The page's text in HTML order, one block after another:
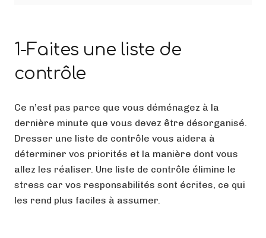
1-Faites une liste de
contrôle
Ce n’est pas parce que vous déménagez à la
dernière minute que vous devez être désorganisé.
Dresser une liste de contrôle vous aidera à
déterminer vos priorités et la manière dont vous
allez les réaliser. Une liste de contrôle élimine le
stress car vos responsabilités sont écrites, ce qui
les rend plus faciles à assumer.